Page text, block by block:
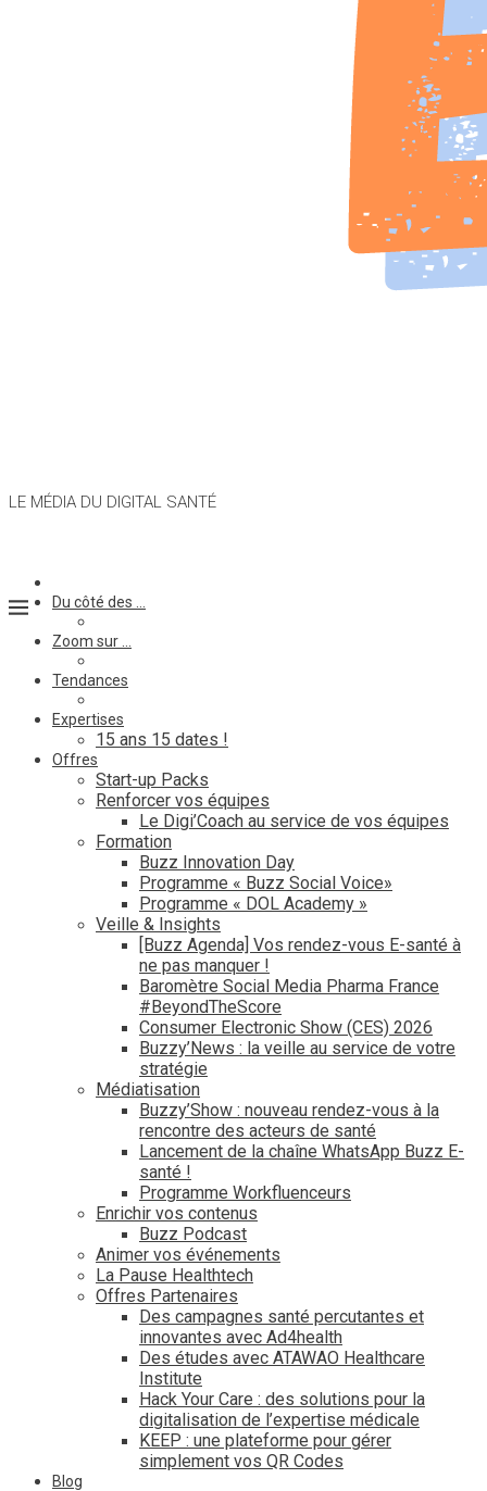
LE MÉDIA DU DIGITAL SANTÉ
Du côté des …
Zoom sur …
Tendances
Expertises
15 ans 15 dates !
Offres
Start-up Packs
Renforcer vos équipes
Le Digi’Coach au service de vos équipes
Formation
Buzz Innovation Day
Programme « Buzz Social Voice»
Programme « DOL Academy »
Veille & Insights
[Buzz Agenda] Vos rendez-vous E-santé à
ne pas manquer !
Baromètre Social Media Pharma France
#BeyondTheScore
Consumer Electronic Show (CES) 2026
Buzzy’News : la veille au service de votre
stratégie
Médiatisation
Buzzy’Show : nouveau rendez-vous à la
rencontre des acteurs de santé
Lancement de la chaîne WhatsApp Buzz E-
santé !
Programme Workfluenceurs
Enrichir vos contenus
Buzz Podcast
Animer vos événements
La Pause Healthtech
Offres Partenaires
Des campagnes santé percutantes et
innovantes avec Ad4health
Des études avec ATAWAO Healthcare
Institute
Hack Your Care : des solutions pour la
digitalisation de l’expertise médicale
KEEP : une plateforme pour gérer
simplement vos QR Codes
Blog